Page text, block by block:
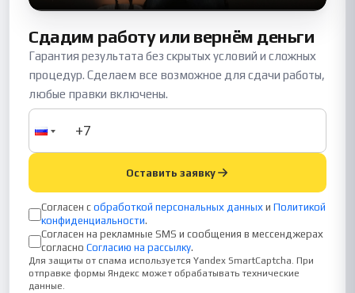
Сдадим работу или вернём деньги
Гарантия результата без скрытых условий и сложных
процедур. Сделаем все возможное для сдачи работы,
любые правки включены.
Оставить заявку
Согласен с обработкой персональных данных и Политикой
конфиденциальности.
Согласен на рекламные SMS и сообщения в мессенджерах
согласно Согласию на рассылку.
Для защиты от спама используется Yandex SmartCaptcha. При
отправке формы Яндекс может обрабатывать технические
данные.